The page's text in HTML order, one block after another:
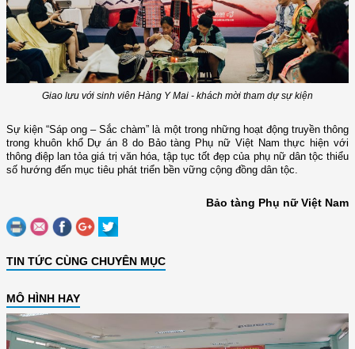
Giao lưu với sinh viên Hàng Y Mai - khách mời tham dự sự kiện
Sự kiện “Sáp ong – Sắc chàm” là một trong những hoạt động truyền thông
trong khuôn khổ Dự án 8 do Bảo tàng Phụ nữ Việt Nam thực hiện với
thông điệp lan tỏa giá trị văn hóa, tập tục tốt đẹp của phụ nữ dân tộc thiểu
số hướng đến mục tiêu phát triển bền vững cộng đồng dân tộc.
Bảo tàng Phụ nữ Việt Nam
TIN TỨC CÙNG CHUYÊN MỤC
MÔ HÌNH HAY